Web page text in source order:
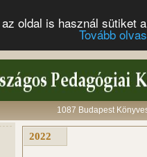
oldal is használ sütiket
Tovább
1087 Budapest
2022